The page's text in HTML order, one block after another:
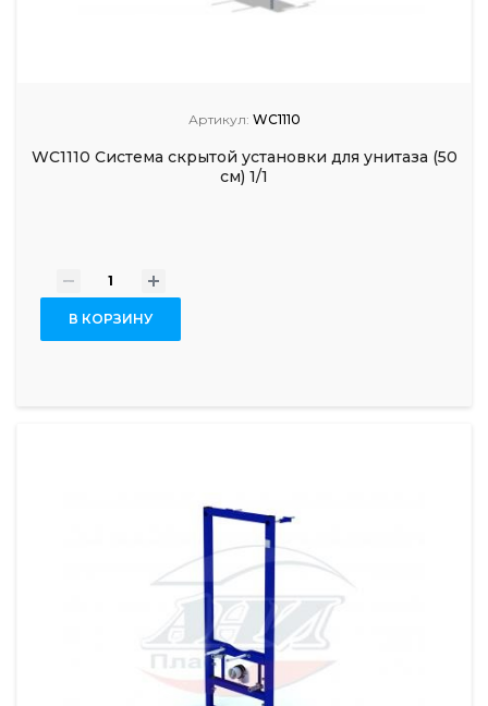
Артикул: WC1110
WC1110 Система скрытой установки для унитаза (50
см) 1/1
- +
В КОРЗИНУ